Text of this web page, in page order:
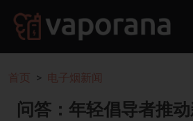
首页 电子烟新闻
问答：年轻倡导者推